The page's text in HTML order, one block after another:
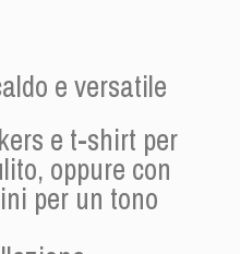
e versatile
e t-shirt per
oppure con
per un tono